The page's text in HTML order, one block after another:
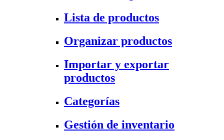
Lista de productos
Organizar productos
Importar y exportar
productos
Categorías
Gestión de inventario